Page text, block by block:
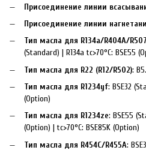
Присоединение линии
Присоединение линии
Тип масла для R134a/R404A/
(Standard) | R134a tc>70°C: BSE55
Тип масла для R22 (R12/R502):
Тип масла для R1234yf: BSE32
(Option)
Тип масла для R1234ze: BSE55
(Option) | tc>70°C: BSE85K (Option)
Тип масла для R454C/R455A: